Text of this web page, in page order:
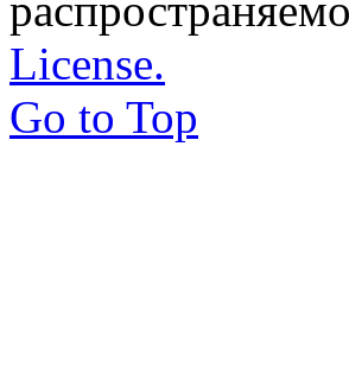
License.
Go to Top